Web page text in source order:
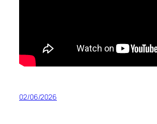
02/06/2026